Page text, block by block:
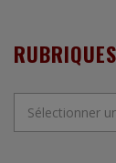
RUBRIQUES